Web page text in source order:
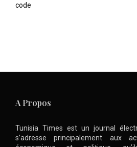
code
A Propos
Tunisia Times est un journal
s’adresse principalement aux